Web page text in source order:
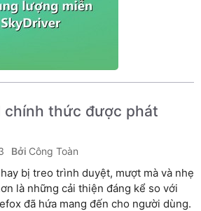
chính thức được phát
Công Toàn
bị treo trình duyệt, mượt mà và nhẹ
là những cải thiện đáng kể so với
đã hứa mang đến cho người dùng.